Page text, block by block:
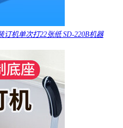
订机单次打22张纸 SD-220B机器